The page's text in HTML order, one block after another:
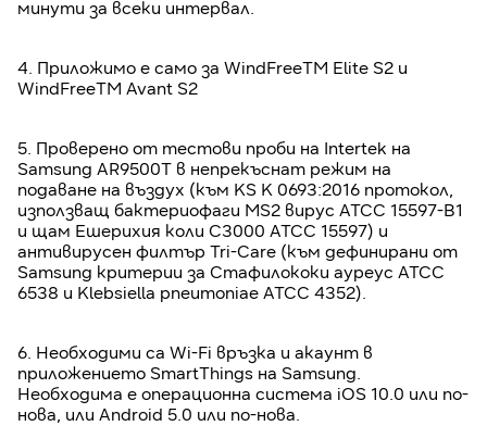
минути за всеки интервал.
4. Приложимо е само за WindFreeTM Elite S2 и
WindFreeTM Avant S2
5. Проверено от тестови проби на Intertek на
Samsung AR9500T в непрекъснат режим на
подаване на въздух (към KS K 0693:2016 протокол,
използващ бактериофаги MS2 вирус ATCC 15597-B1
и щам Ешерихия коли C3000 ATCC 15597) и
антивирусен филтър Tri-Care (към дефинирани от
Samsung критерии за Стафилококи ауреус ATCC
6538 и Klebsiella pneumoniae ATCC 4352).
6. Необходими са Wi-Fi връзка и акаунт в
приложението SmartThings на Samsung.
Необходима е операционна система iOS 10.0 или по-
нова, или Android 5.0 или по-нова.